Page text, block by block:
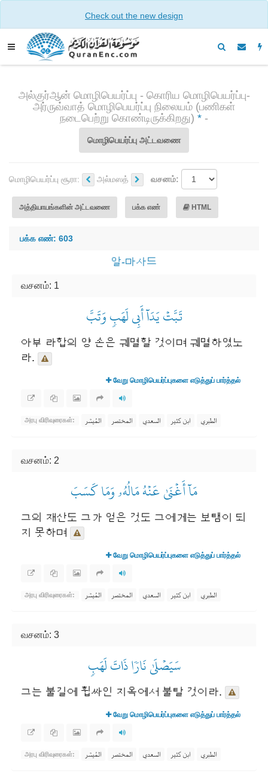
Check out the new design
அல்குர்ஆன் மொழிபெயர்ப்பு - கொரிய மொழிபெயர்ப்பு-
அர்ருவ்வாத் மொழிபெயர்ப்பு நிலையம் (பணிகள்
நடைபெற்று கொண்டிருக்கிறது) * -
மொழிபெயர்ப்பு அட்டவணை
மொழிபெயர்ப்பு சூரா: அல்மஸத் வசனம்:
அத்தியாயங்களின் அட்டவணை பக்க எண் HTML
பக்க எண்: 603
알-마사드
வசனம்: 1
تَبَّتۡ يَدَآ أَبِي لَهَبٖ وَتَبَّ
아부 라합의 양 손은 궤멸할 것이며 궤멸하였노
라.
வேறு மொழிபெயர்ப்புகளை எடுத்துப் பார்த்தல்
அரபு விரிவுரைகள்: المُيسَّر المختصر السعدي ابن كثير الطبري
வசனம்: 2
مَآ أَغۡنَىٰ عَنۡهُ مَالُهُۥ وَمَا كَسَبَ
그의 재산도 그가 얻은 것도 그에게는 보탬이 되
지 못하며
வேறு மொழிபெயர்ப்புகளை எடுத்துப் பார்த்தல்
அரபு விரிவுரைகள்: المُيسَّر المختصر السعدي ابن كثير الطبري
வசனம்: 3
سَيَصۡلَىٰ نَارٗا ذَاتَ لَهَبٖ
그는 불길에 휩싸인 지옥에서 불탈 것이라.
வேறு மொழிபெயர்ப்புகளை எடுத்துப் பார்த்தல்
அரபு விரிவுரைகள்: المُيسَّر المختصر السعدي ابن كثير الطبري